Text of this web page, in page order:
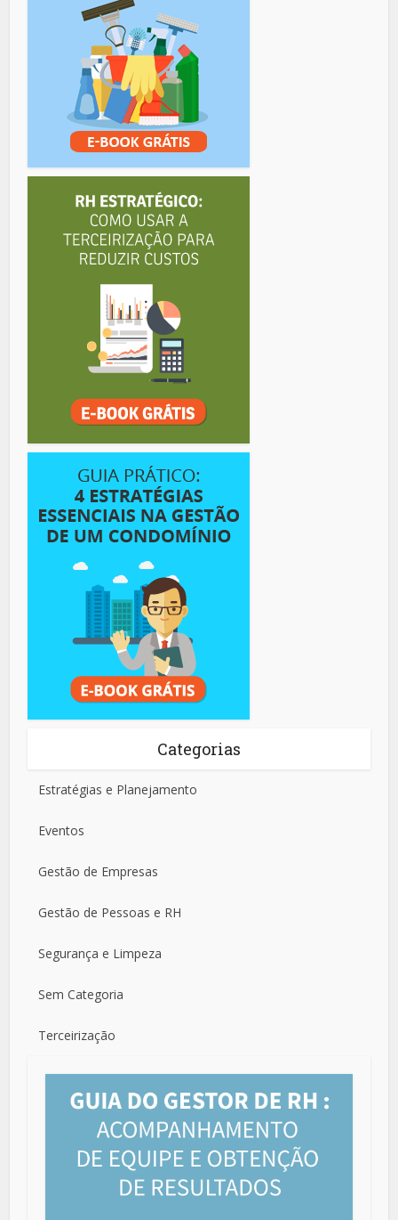
Categorias
Estratégias e Planejamento
Eventos
Gestão de Empresas
Gestão de Pessoas e RH
Segurança e Limpeza
Sem Categoria
Terceirização